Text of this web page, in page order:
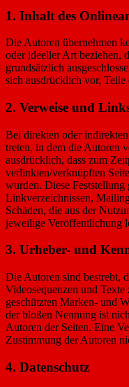
1. Inhalt des
Die Autoren übernehmen
oder ideeller Art beziehen,
grundsätzlich
sich ausdrücklich vor, Teile
2. Verweise und
Bei direkten oder
treten, in dem die Autoren
ausdrücklich, dass zum
verlinkten/verknüpften
wurden. Diese
Linkverzeichnissen,
Schäden, die aus der
jeweilige Veröffentlichung
3. Urheber- und
Die Autoren sind bestrebt,
Videosequenzen und
geschützten Marken- und
der bloßen Nennung ist
Autoren der Seiten. Eine
Zustimmung der Autoren
4. Datenschutz